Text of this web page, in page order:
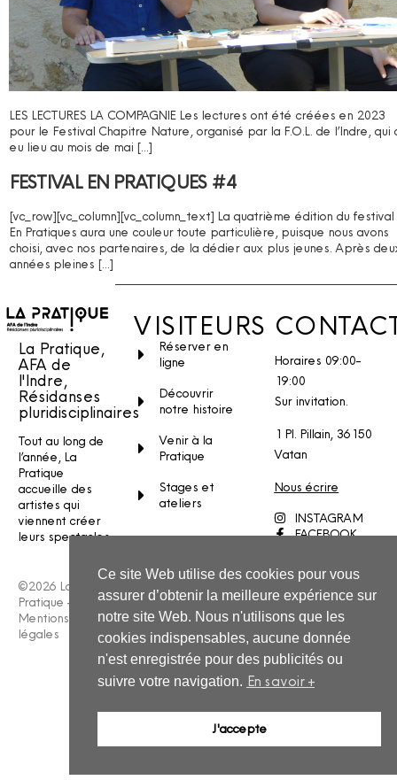
LES LECTURES LA COMPAGNIE Les lectures ont été créées en 2023
pour le Festival Chapitre Nature, organisé par la F.O.L. de l’Indre, qui
eu lieu au mois de mai […]
FESTIVAL EN PRATIQUES #4
[vc_row][vc_column][vc_column_text] La quatrième édition du festival
En Pratiques aura une couleur toute particulière, puisque nous avons
choisi, avec nos partenaires, de la dédier aux plus jeunes. Après
années pleines […]
La Pratique,
AFA de
l'Indre,
Résidanses
pluridisciplinaires
Tout au long de
l’année, La
Pratique
accueille des
artistes qui
viennent créer
leurs spectacles.
©2026 La
Pratique –
Mentions
légales
VISITEURS
Réserver en
ligne
Découvrir
notre histoire
Venir à la
Pratique
Stages et
ateliers
Horaires 09:00-
19:00
Sur invitation.
1 Pl. Pillain, 36150
Vatan
Nous écrire
INSTAGRAM
FACEBOOK
Ce site Web utilise des cookies pour vous
assurer d’obtenir la meilleure expérience sur
notre site Web. Nous n'utilisons que les
cookies indispensables, aucune donnée
n'est enregistrée pour des publicités ou
suivre votre navigation. En savoir +
J'accepte